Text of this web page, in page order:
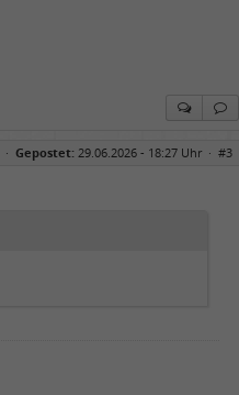
· Gepostet: 29.06.2026 - 18:27 Uhr · #3